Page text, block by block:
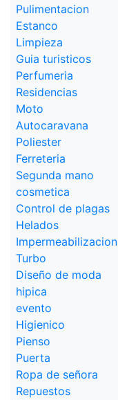
Pulimentacion
Estanco
Limpieza
Guia turisticos
Perfumeria
Residencias
Moto
Autocaravana
Poliester
Ferreteria
Segunda mano
cosmetica
Control de plagas
Helados
Impermeabilizacion
Turbo
Diseño de moda
hipica
evento
Higienico
Pienso
Puerta
Ropa de señora
Repuestos